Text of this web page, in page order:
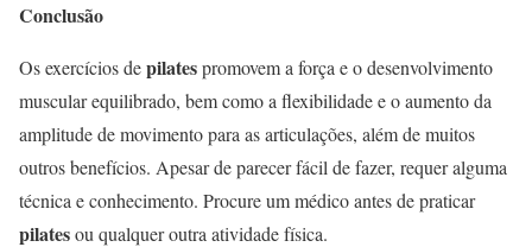
Conclusão
Os exercícios depilatespromovem a força e o desenvolvimento
muscular equilibrado, bem como a flexibilidade e o aumento da
amplitude de movimento para as articulações, além de muitos
outros benefícios. Apesar de parecer fácil de fazer, requer alguma
técnica e conhecimento. Procure um médico antes de praticar
pilatesou qualquer outra atividade física.